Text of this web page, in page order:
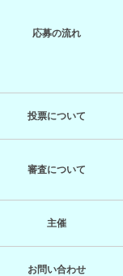
応募の流れ
投票について
審査について
主催
お問い合わせ